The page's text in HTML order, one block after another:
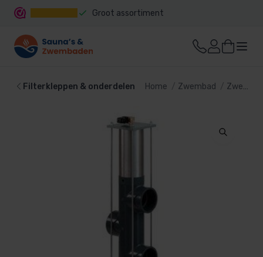
Groot assortiment
Filterkleppen & onderdelen Home Zwembad Zwembadpomp en filter